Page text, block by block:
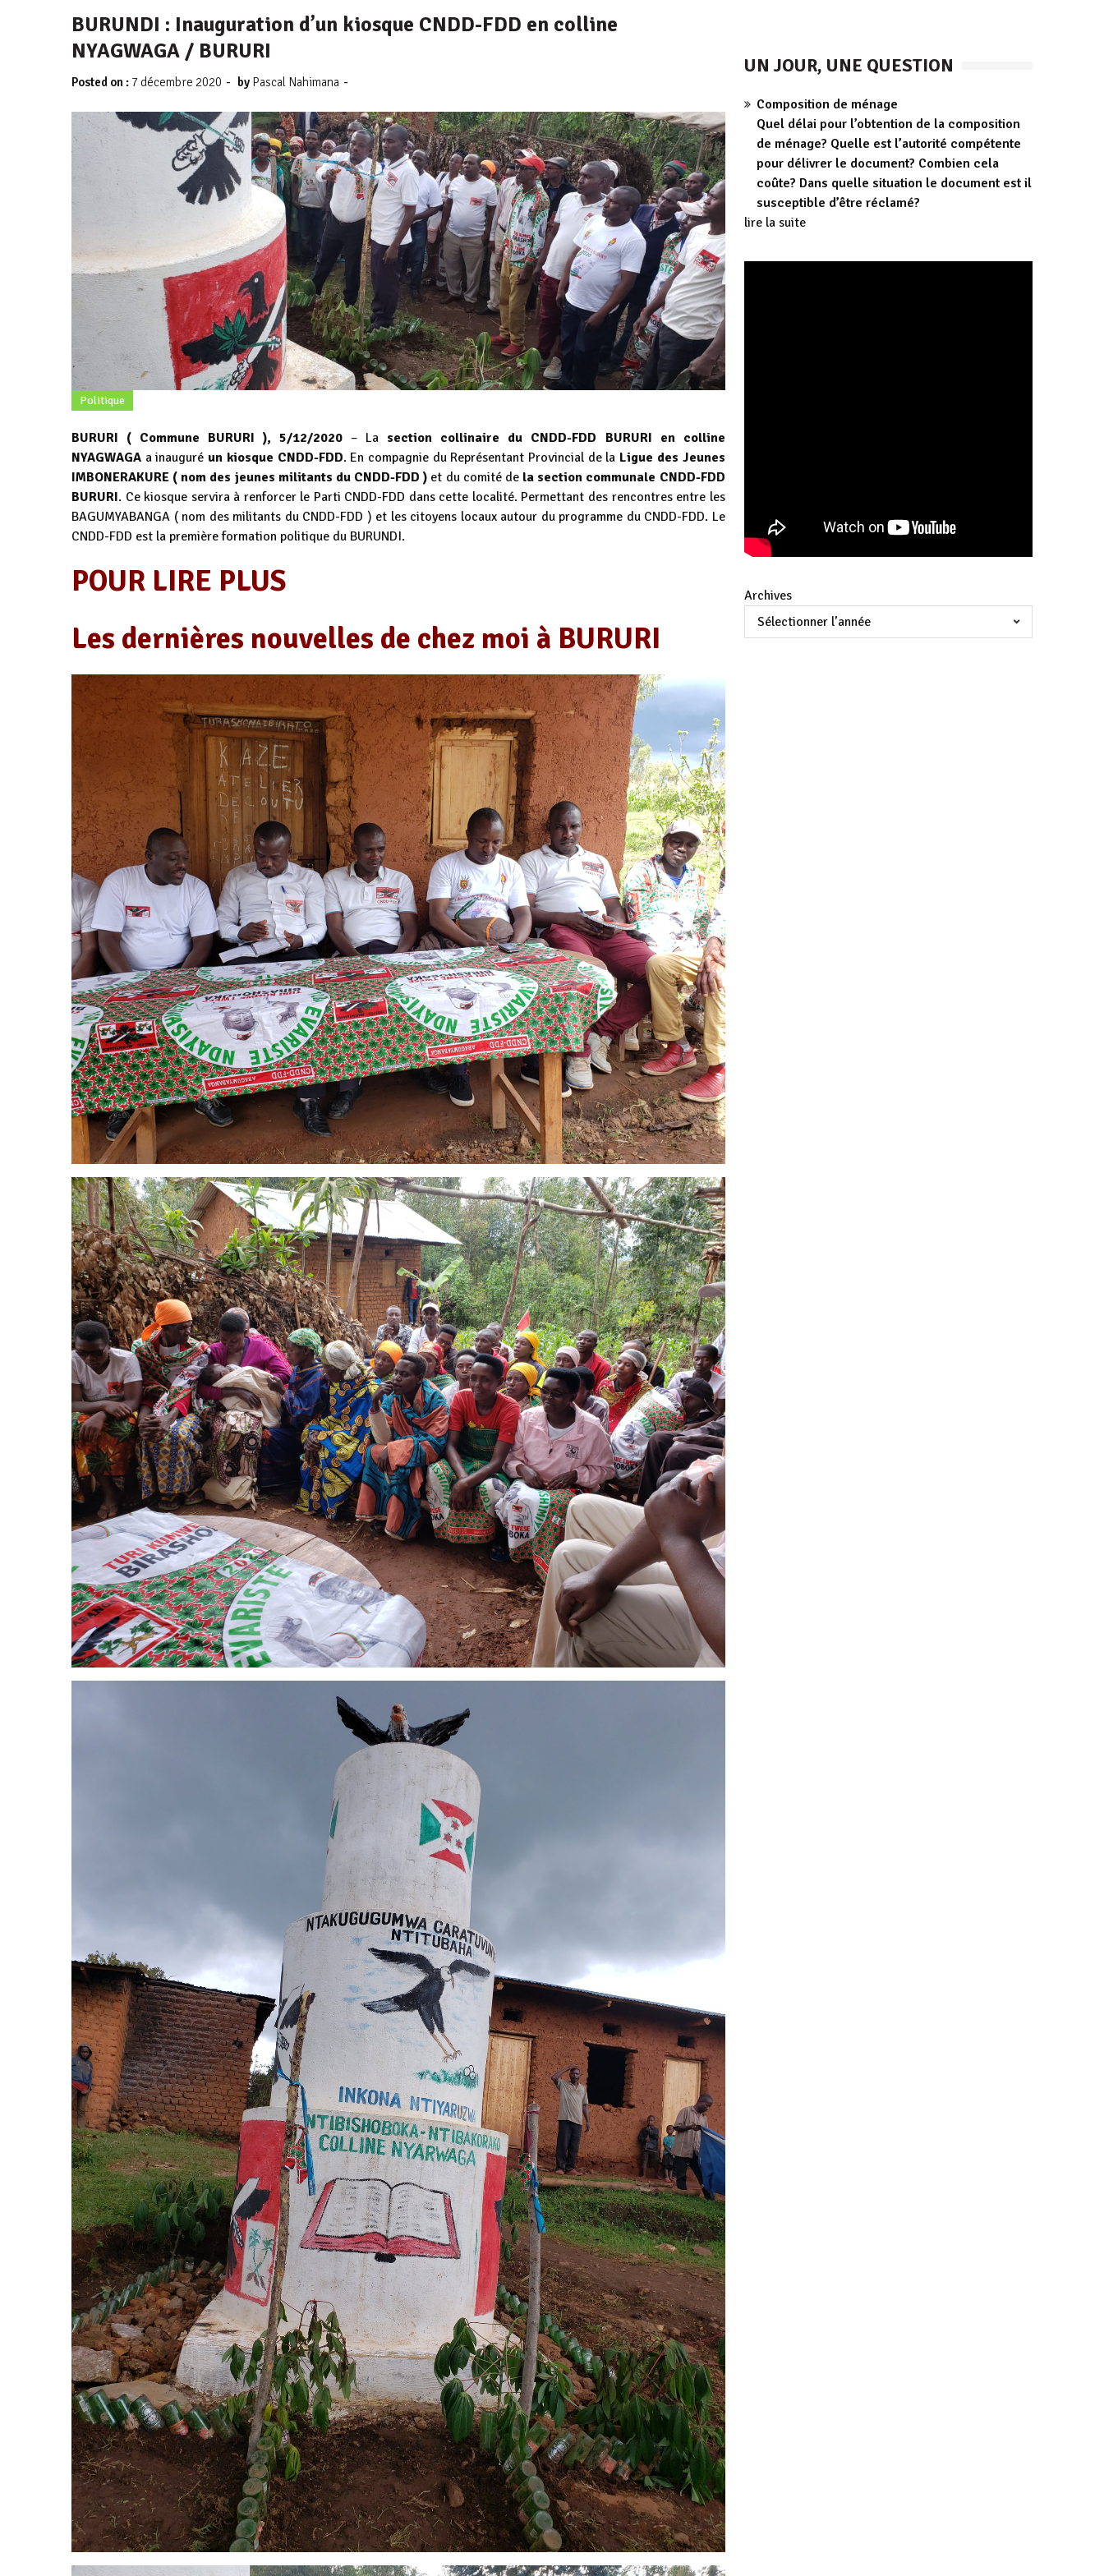
BURUNDI : Inauguration d’un kiosque CNDD-FDD en colline
NYAGWAGA / BURURI
Posted on : 7 décembre 2020 - by Pascal Nahimana -
Politique
BURURI ( Commune BURURI ), 5/12/2020 – La section collinaire du CNDD-FDD BURURI en colline
NYAGWAGA a inauguréun kiosque CNDD-FDD. En compagnie du Représentant Provincial de la Ligue des Jeunes
IMBONERAKURE ( nom des jeunes militants du CNDD-FDD ) et du comité de la section communale CNDD-FDD
BURURI. Ce kiosque servira à renforcer le Parti CNDD-FDD dans cette localité. Permettant des rencontres entre les
BAGUMYABANGA ( nom des militants du CNDD-FDD ) et les citoyens locaux autour du programme du CNDD-FDD. Le
CNDD-FDD est la première formation politique du BURUNDI.
POUR LIRE PLUS
Les dernières nouvelles de chez moi à BURURI
UN JOUR, UNE QUESTION
Composition de ménage
Quel délai pour l’obtention de la composition
de ménage? Quelle est l’autorité compétente
pour délivrer le document? Combien cela
coûte? Dans quelle situation le document est il
susceptible d’être réclamé?
lire la suite
Archives